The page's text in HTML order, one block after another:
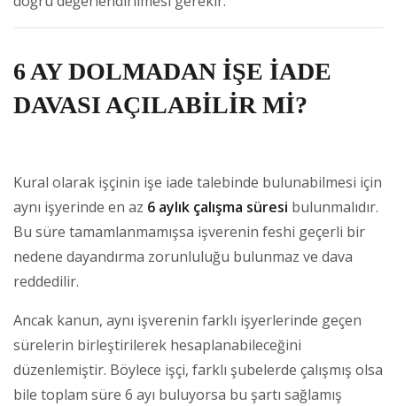
6 AY DOLMADAN İŞE İADE
DAVASI AÇILABİLİR Mİ?
Kural olarak işçinin işe iade talebinde bulunabilmesi için
aynı işyerinde en az 6 aylık çalışma süresi bulunmalıdır.
Bu süre tamamlanmamışsa işverenin feshi geçerli bir
nedene dayandırma zorunluluğu bulunmaz ve dava
reddedilir.
Ancak kanun, aynı işverenin farklı işyerlerinde geçen
sürelerin birleştirilerek hesaplanabileceğini
düzenlemiştir. Böylece işçi, farklı şubelerde çalışmış olsa
bile toplam süre 6 ayı buluyorsa bu şartı sağlamış